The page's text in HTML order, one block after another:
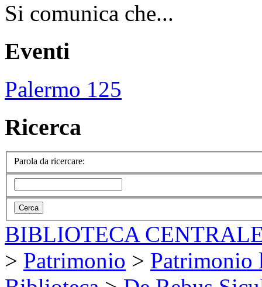
Si comunica che...
Eventi
Palermo 125
Ricerca
Parola da ricercare:
BIBLIOTECA
> Patrimonio > Patrimonio